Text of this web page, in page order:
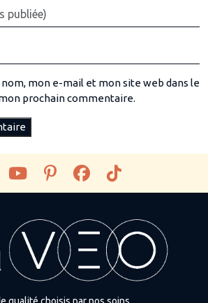
mon e-mail et mon site web dans le
prochain commentaire.